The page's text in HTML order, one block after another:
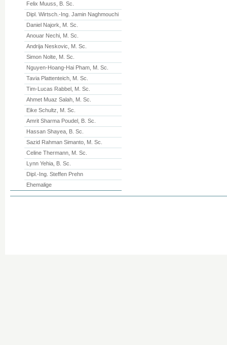
Felix Muuss, B. Sc.
Dipl. Wirtsch.-Ing. Jamin Naghmouchi
Daniel Najork, M. Sc.
Anouar Nechi, M. Sc.
Andrija Neskovic, M. Sc.
Simon Nolte, M. Sc.
Nguyen-Hoang-Hai Pham, M. Sc.
Tavia Plattenteich, M. Sc.
Tim-Lucas Rabbel, M. Sc.
Ahmet Muaz Salah, M. Sc.
Eike Schultz, M. Sc.
Amrit Sharma Poudel, B. Sc.
Hassan Shayea, B. Sc.
Sazid Rahman Simanto, M. Sc.
Celine Thermann, M. Sc.
Lynn Yehia, B. Sc.
Dipl.-Ing. Steffen Prehn
Ehemalige